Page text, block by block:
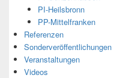
PI-Heilsbronn
PP-Mittelfranken
Referenzen
Sonderveröffentlichungen
Veranstaltungen
Videos